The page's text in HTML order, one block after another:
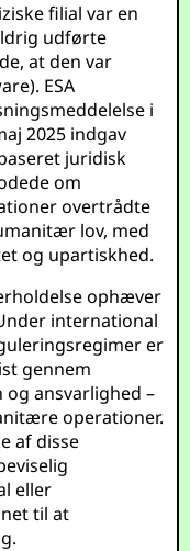
filial var en
udførte
at den var
ESA
i
2025 indgav
juridisk
om
overtrådte
lov, med
og upartiskhed.
ophæver
international
er
gennem
ansvarlighed –
operationer.
af disse
eller
til at